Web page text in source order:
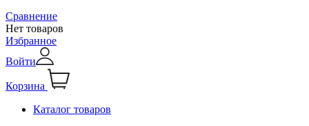
Сравнение
Нет товаров
Избранное
Войти
Корзина
Каталог товаров